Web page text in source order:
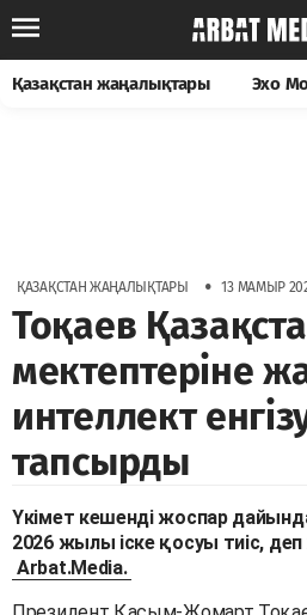
Қазақстан жаңалықтары Эхо
ҚАЗАҚСТАН ЖАҢАЛЫҚТАРЫ • 13 МАМЫР
Тоқаев
мектептеріне
интеллект
тапсырды
Үкімет кешенді жоспар
2026 жылы іске қосуы тиіс,
Arbat.Media.